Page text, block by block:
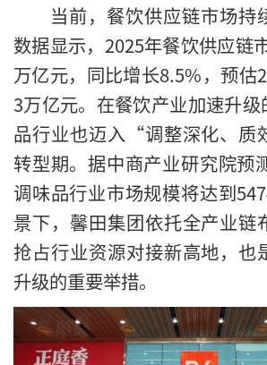
当前，餐饮供应链市场持
数据显示，2025年餐饮供应链
万亿元，同比增长8.5%，预估
3万亿元。在餐饮产业加速升
品行业也迈入“调整深化、
转型期。据中商产业研究院预
调味品行业市场规模将达到
景下，馨田集团依托全产业链
抢占行业资源对接新高地，也
升级的重要举措。